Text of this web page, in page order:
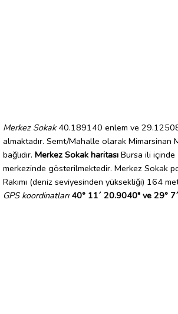
Merkez Sokak40.189140 enlem ve
almaktadır. Semt/Mahalle olarak Mimarsinan
bağlıdır. Merkez Sokak haritası Bursa ili içinde
merkezinde gösterilmektedir. Merkez Sokak
Rakımı (deniz seviyesinden yüksekliği) 164
GPS koordinatları 40° 11´ 20.9040" ve 29°